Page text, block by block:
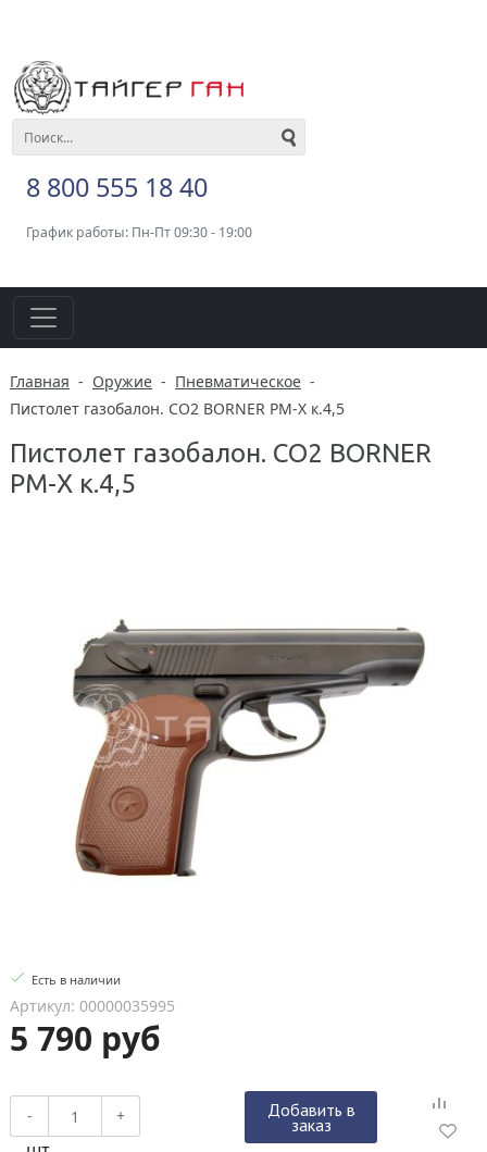
8 800 555 18 40
График работы: Пн-Пт 09:30 - 19:00
Главная - Оружие - Пневматическое -
Пистолет газобалон. CO2 BORNER PM-Х к.4,5
Пистолет газобалон. CO2 BORNER
PM-Х к.4,5
Есть в наличии
Артикул: 00000035995
5 790 руб
- + Добавить в
заказ